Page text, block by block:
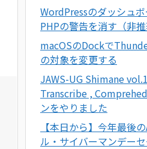
WordPressのダッシュ
PHPの警告を消す（非推
macOSのDockで
の対象を変更する
JAWS-UG Shimane
Transcribe ,
ンをやりました
【本日から】今年最後
ル・サイバーマンデー